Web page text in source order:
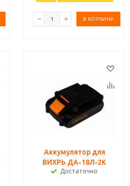
В КОРЗИНУ
Аккумулятор для
ВИХРЬ ДА-18Л-2К
Достаточно